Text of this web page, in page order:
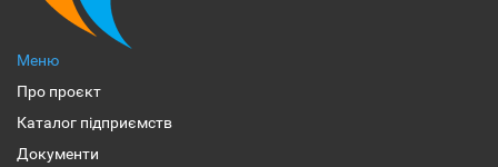
Меню
Про проєкт
Каталог підприємств
Документи